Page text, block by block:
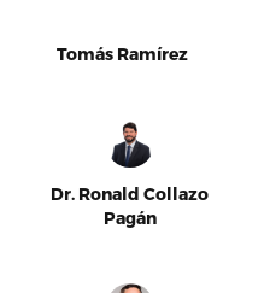
Tomás Ramírez
Dr. Ronald Collazo
Pagán